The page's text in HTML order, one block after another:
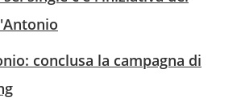
conclusa la campagna di